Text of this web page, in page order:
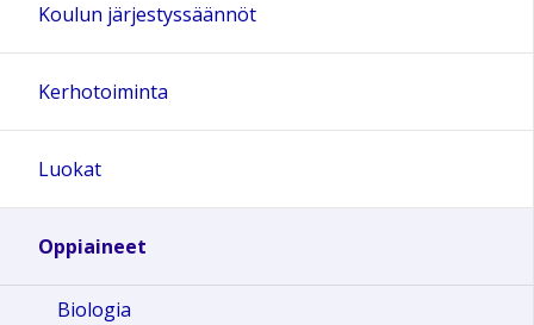
Koulun järjestyssäännöt
Kerhotoiminta
Luokat
Oppiaineet
Biologia